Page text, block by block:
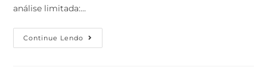
análise limitada:…
Continue Lendo